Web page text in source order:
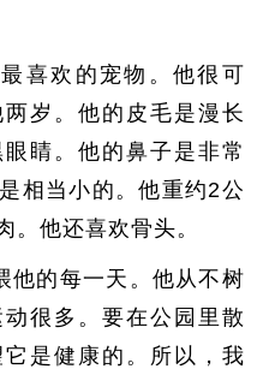
喜欢的宠物。他很可
岁。他的皮毛是漫长
睛。他的鼻子是非常
相当小的。他重约2公
。他还喜欢骨头。
他的每一天。他从不树
很多。要在公园里散
是健康的。所以，我